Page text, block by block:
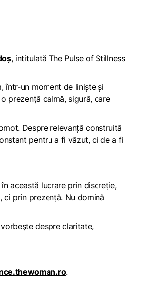
, intitulată The Pulse of Stillness
într-un moment de liniște și
prezență calmă, sigură, care
Despre relevanță construită
pentru a fi văzut, ci de a fi
în această lucrare prin discreție,
ci prin prezență. Nu domină
despre claritate,
.